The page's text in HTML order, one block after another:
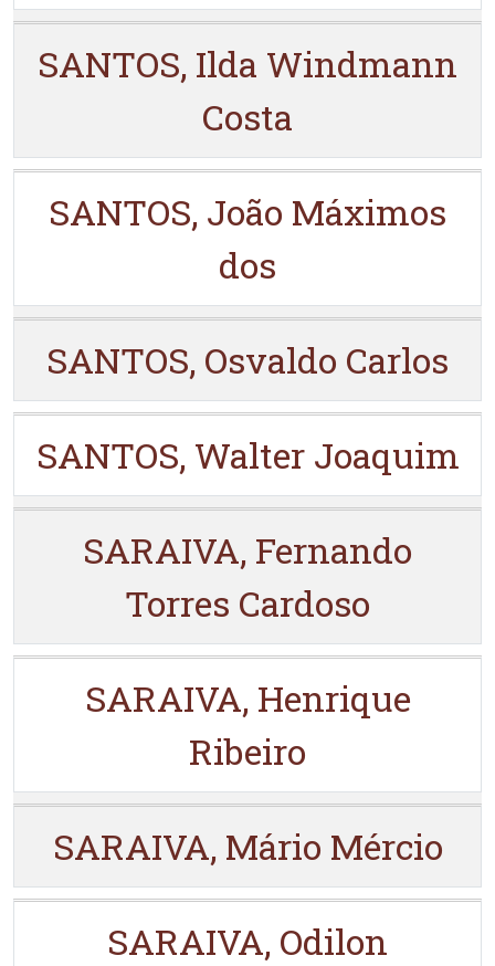
SANTOS, Ilda Windmann
Costa
SANTOS, João Máximos
dos
SANTOS, Osvaldo Carlos
SANTOS, Walter Joaquim
SARAIVA, Fernando
Torres Cardoso
SARAIVA, Henrique
Ribeiro
SARAIVA, Mário Mércio
SARAIVA, Odilon